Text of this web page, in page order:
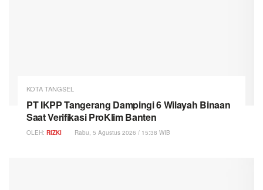
KOTA TANGSEL
PT IKPP Tangerang Dampingi 6 Wilayah Binaan
Saat Verifikasi ProKlim Banten
OLEH: RIZKI Rabu, 5 Agustus 2026 / 15:38 WIB